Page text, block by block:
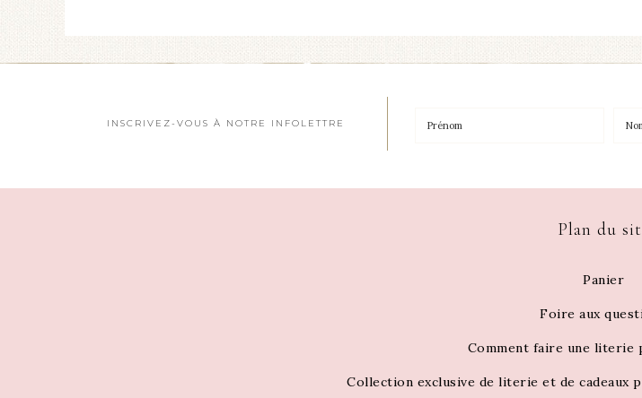
INSCRIVEZ-VOUS À NOTRE INFOLETTRE
Plan du
Panier
Foire aux
Comment faire une literie
Collection exclusive de literie et de cadeaux